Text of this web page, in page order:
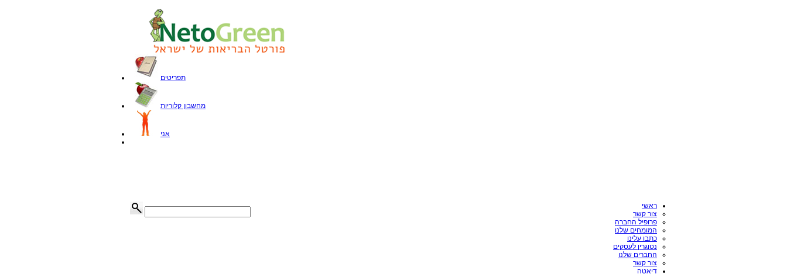
תפריטים
מחשבון קלוריות
אני
ראשי
צור קשר
פרופיל החברה
המומחים שלנו
כתבו עלינו
נטוגרין לעסקים
החברים שלנו
צור קשר
דיאטה